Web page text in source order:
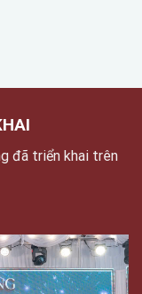
đã triển khai trên